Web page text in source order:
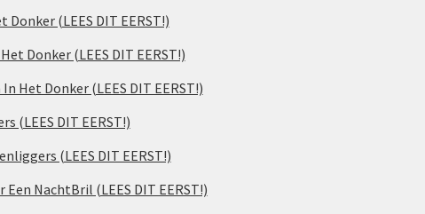
(LEES DIT EERST!)
Donker (LEES DIT EERST!)
Het Donker (LEES DIT EERST!)
(LEES DIT EERST!)
(LEES DIT EERST!)
NachtBril (LEES DIT EERST!)